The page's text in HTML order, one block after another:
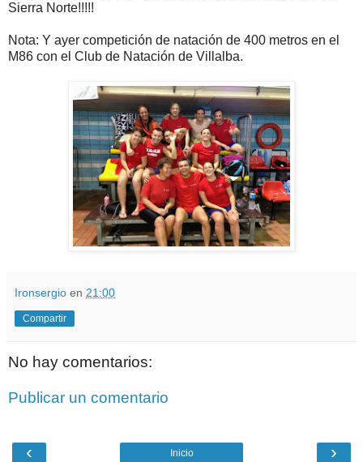
Sierra Norte!!!!!
Nota: Y ayer competición de natación de 400 metros en el
M86 con el Club de Natación de Villalba.
Ironsergio en 21:00
Compartir
No hay comentarios:
Publicar un comentario
‹ ›
Inicio